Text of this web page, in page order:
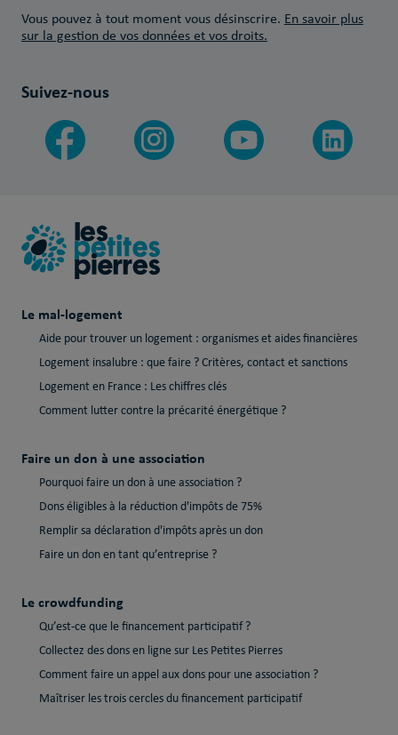
Vous pouvez à tout moment vous désinscrire. En savoir plus
sur la gestion de vos données et vos droits.
Suivez-nous
Le mal-logement
Aide pour trouver un logement : organismes et aides financières
Logement insalubre : que faire ? Critères, contact et sanctions
Logement en France : Les chiffres clés
Comment lutter contre la précarité énergétique ?
Faire un don à une association
Pourquoi faire un don à une association ?
Dons éligibles à la réduction d'impôts de 75%
Remplir sa déclaration d'impôts après un don
Faire un don en tant qu’entreprise ?
Le crowdfunding
Qu’est-ce que le financement participatif ?
Collectez des dons en ligne sur Les Petites Pierres
Comment faire un appel aux dons pour une association ?
Maîtriser les trois cercles du financement participatif